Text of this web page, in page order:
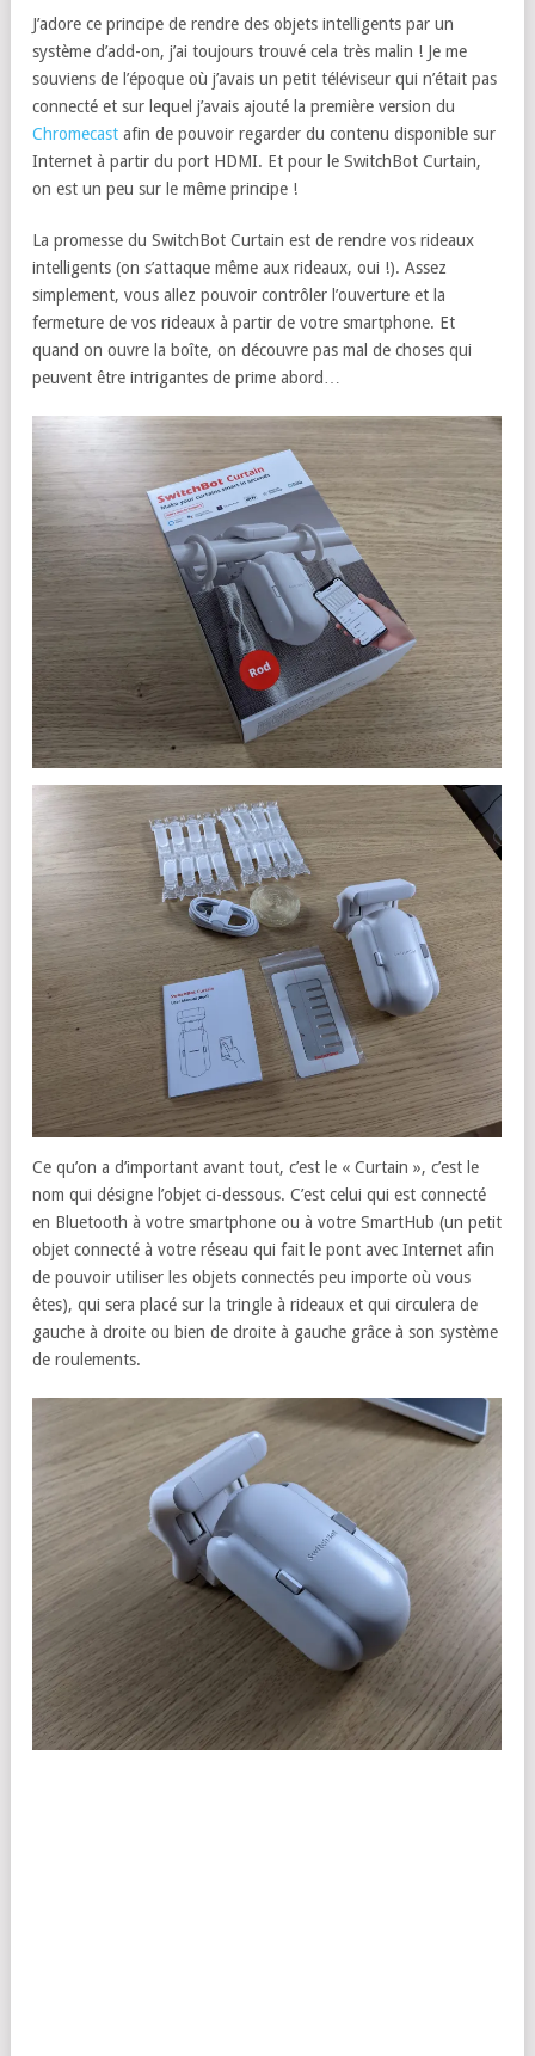
J’adore ce principe de rendre des objets intelligents par un
système d’add-on, j’ai toujours trouvé cela très malin ! Je me
souviens de l’époque où j’avais un petit téléviseur qui n’était pas
connecté et sur lequel j’avais ajouté la première version du
Chromecast afin de pouvoir regarder du contenu disponible sur
Internet à partir du port HDMI. Et pour le SwitchBot Curtain,
on est un peu sur le même principe !
La promesse du SwitchBot Curtain est de rendre vos rideaux
intelligents (on s’attaque même aux rideaux, oui !). Assez
simplement, vous allez pouvoir contrôler l’ouverture et la
fermeture de vos rideaux à partir de votre smartphone. Et
quand on ouvre la boîte, on découvre pas mal de choses qui
peuvent être intrigantes de prime abord…
Ce qu’on a d’important avant tout, c’est le « Curtain », c’est le
nom qui désigne l’objet ci-dessous. C’est celui qui est connecté
en Bluetooth à votre smartphone ou à votre SmartHub (un petit
objet connecté à votre réseau qui fait le pont avec Internet afin
de pouvoir utiliser les objets connectés peu importe où vous
êtes), qui sera placé sur la tringle à rideaux et qui circulera de
gauche à droite ou bien de droite à gauche grâce à son système
de roulements.